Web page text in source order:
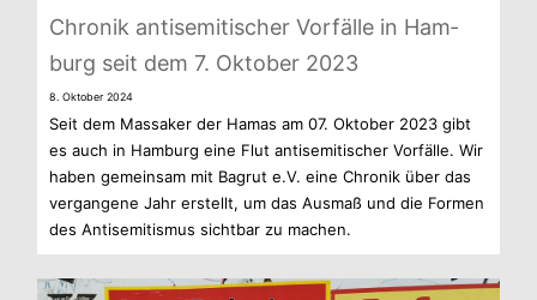
Chro­nik anti­se­mi­ti­scher Vor­fälle in Ham­
burg seit dem 7. Okto­ber 2023
8. Okto­ber 2024
Seit dem Mas­sa­ker der Hamas am 07. Okto­ber 2023 gibt
es auch in Ham­burg eine Flut anti­se­mi­ti­scher Vor­fälle. Wir
haben gemein­sam mit Bag­rut e.V. eine Chro­nik über das
ver­gan­gene Jahr erstellt, um das Aus­maß und die For­men
des Anti­se­mi­tis­mus sicht­bar zu machen.